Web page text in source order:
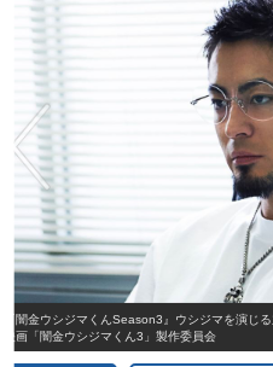
『闇金ウシジマくんSeason3』ウシジマを演じ
映画「闇金ウシジマくん3」製作委員会